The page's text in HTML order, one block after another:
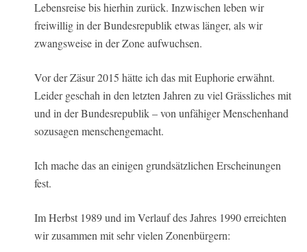
Lebensreise bis hierhin zurück. Inzwischen leben wir
freiwillig in der Bundesrepublik etwas länger, als wir
zwangsweise in der Zone aufwuchsen.
Vor der Zäsur 2015 hätte ich das mit Euphorie erwähnt.
Leider geschah in den letzten Jahren zu viel Grässliches mit
und in der Bundesrepublik – von unfähiger Menschenhand
sozusagen menschengemacht.
Ich mache das an einigen grundsätzlichen Erscheinungen
fest.
Im Herbst 1989 und im Verlauf des Jahres 1990 erreichten
wir zusammen mit sehr vielen Zonenbürgern: